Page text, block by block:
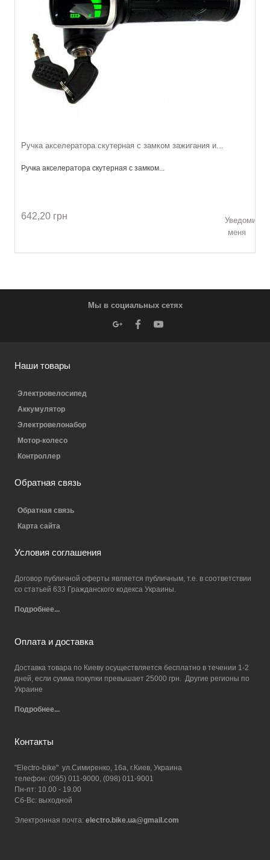
Ручка акселератора скутерная с замком зажигания и...
Ручка акселератора скутерная с замком...
642,20 грн
Уведомить
меня
Мы в социальных сетях
Наши товары
Электровелосипед
Аккумулятор
Электровелонабор
Мотор-колесо
Контроллер
Обратная связь
Обратная связь
Карта сайта
Условия соглашения
Договор публичной оферты является публичным, т.е. в соответствии
со статьей 633 Гражданского кодекса Украины.
Подробнее...
Оплата и доставка
Доставка товара по Киеву осуществляется бесплатно в течении 1-2
дней, если сумма покупки превышает 25000 грн. Другие регионы по
Украине
Подробнее...
Контакты
"Electro-bike" ул.Симиренко, 16а, г.Киев, Украина
телефон: (095) 011-9000, (098) 011-9001
Пн-пт: 10.00 - 19.00
Сб-Вс: выходной
Электронная почта: electro.bike.ua@gmail.com